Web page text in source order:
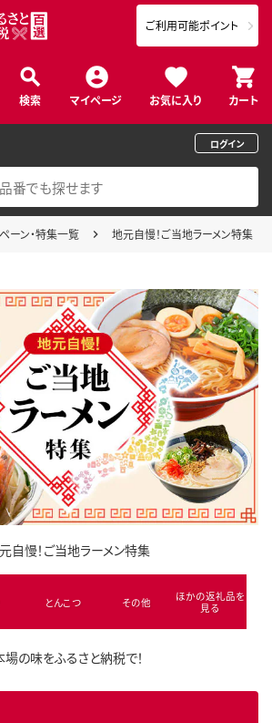
検索 マイページ お気に入り カート
ご利用可能ポイント
ログイン
ーン・特集一覧 地元自慢！ご当地ラーメン特集
自慢！ご当地ラーメン特集
とんこつ その他
ほかの返礼品を
見る
場の味をふるさと納税で！